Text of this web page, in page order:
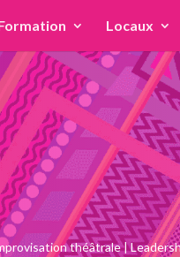
Locaux
théâtrale|